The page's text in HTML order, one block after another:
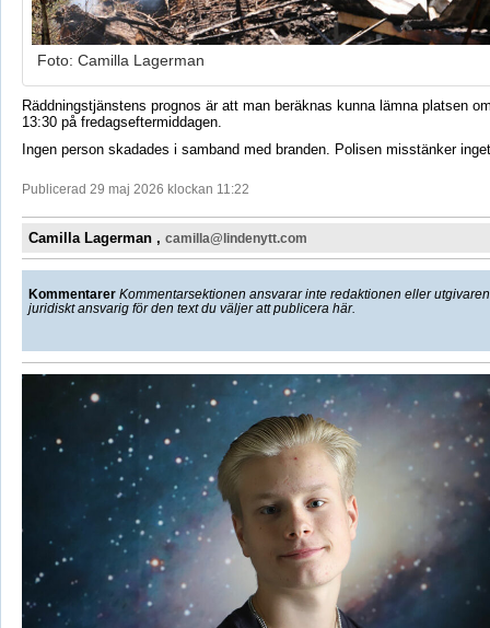
Foto: Camilla Lagerman
Räddningstjänstens prognos är att man beräknas kunna lämna platsen
13:30 på fredagseftermiddagen.
Ingen person skadades i samband med branden. Polisen misstänker
Publicerad 29 maj 2026 klockan 11:22
Camilla Lagerman , camilla@lindenytt.com
Kommentarer Kommentarsektionen ansvarar inte redaktionen eller
juridiskt ansvarig för den text du väljer att publicera här.